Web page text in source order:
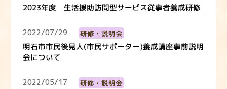
2023年度 生活援助訪問型サービス従事者養成研修
2022/07/29 研修・説明会
明石市市民後見人(市民サポーター)養成講座事前説明
会について
2022/05/17 研修・説明会